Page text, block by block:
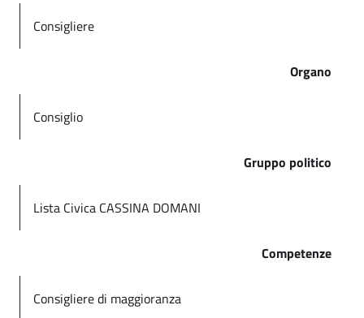
Consigliere
Organo
Consiglio
Gruppo politico
Lista Civica CASSINA DOMANI
Competenze
Consigliere di maggioranza